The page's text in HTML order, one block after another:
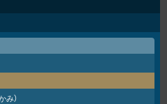
み）